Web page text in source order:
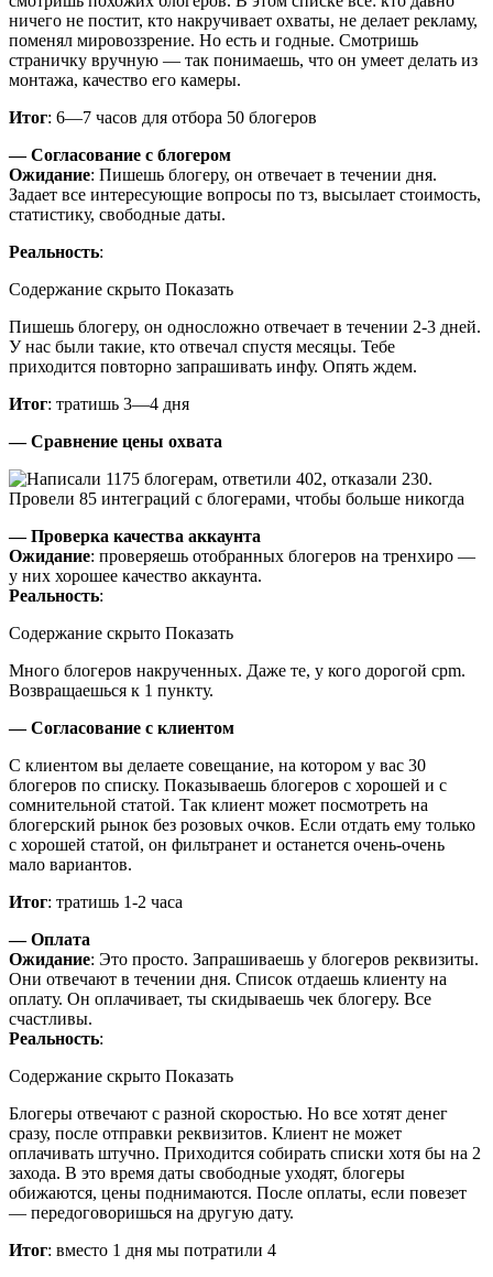
ничего не постит, кто накручивает охваты, не делает рекламу,
поменял мировоззрение. Но есть и годные. Смотришь
страничку вручную — так понимаешь, что он умеет делать из
монтажа, качество его камеры.
Итог: 6—7 часов для отбора 50 блогеров
— Согласование с блогером
Ожидание: Пишешь блогеру, он отвечает в течении дня.
Задает все интересующие вопросы по тз, высылает стоимость,
статистику, свободные даты.
Реальность:
Содержание скрыто Показать
Пишешь блогеру, он односложно отвечает в течении 2-3 дней.
У нас были такие, кто отвечал спустя месяцы. Тебе
приходится повторно запрашивать инфу. Опять ждем.
Итог: тратишь 3—4 дня
— Сравнение цены охвата
— Проверка качества аккаунта
Ожидание: проверяешь отобранных блогеров на тренхиро —
у них хорошее качество аккаунта.
Реальность:
Содержание скрыто Показать
Mного блогеров накрученных. Даже те, у кого дорогой cpm.
Возвращаешься к 1 пункту.
— Согласование с клиентом
С клиентом вы делаете совещание, на котором у вас 30
блогеров по списку. Показываешь блогеров с хорошей и с
сомнительной статой. Так клиент может посмотреть на
блогерский рынок без розовых очков. Если отдать ему только
с хорошей статой, он фильтранет и останется очень-очень
мало вариантов.
Итог: тратишь 1-2 часа
— Оплата
Ожидание: Это просто. Запрашиваешь у блогеров реквизиты.
Они отвечают в течении дня. Список отдаешь клиенту на
оплату. Он оплачивает, ты скидываешь чек блогеру. Все
счастливы.
Реальность:
Содержание скрыто Показать
Блогеры отвечают с разной скоростью. Но все хотят денег
сразу, после отправки реквизитов. Клиент не может
оплачивать штучно. Приходится собирать списки хотя бы на 2
захода. В это время даты свободные уходят, блогеры
обижаются, цены поднимаются. После оплаты, если повезет
— передоговоришься на другую дату.
Итог: вместо 1 дня мы потратили 4